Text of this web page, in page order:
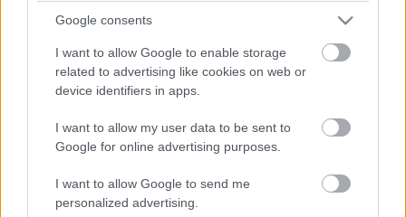
Google consents
I want to allow Google to enable storage
related to advertising like cookies on web or
device identifiers in apps.
I want to allow my user data to be sent to
Google for online advertising purposes.
I want to allow Google to send me
personalized advertising.
sefydliadau lleol yn gweithio’n unigol a gyda’i gilydd er
nodi’n glir beth yw’r gwersi hynny o fewn a rhwng
asiantaethau, sut ac o fewn pa amserlenni y byddant yn
cael eu gweithredu, a beth y disgwylir iddo newid o
ganlyniad
cymhwyso’r gwersi hyn i ymatebion gwasanaeth gan
cenedlaethol a lleol fel y bo’n briodol
atal trais yn y cartref a dynladdiad a gwella ymatebion